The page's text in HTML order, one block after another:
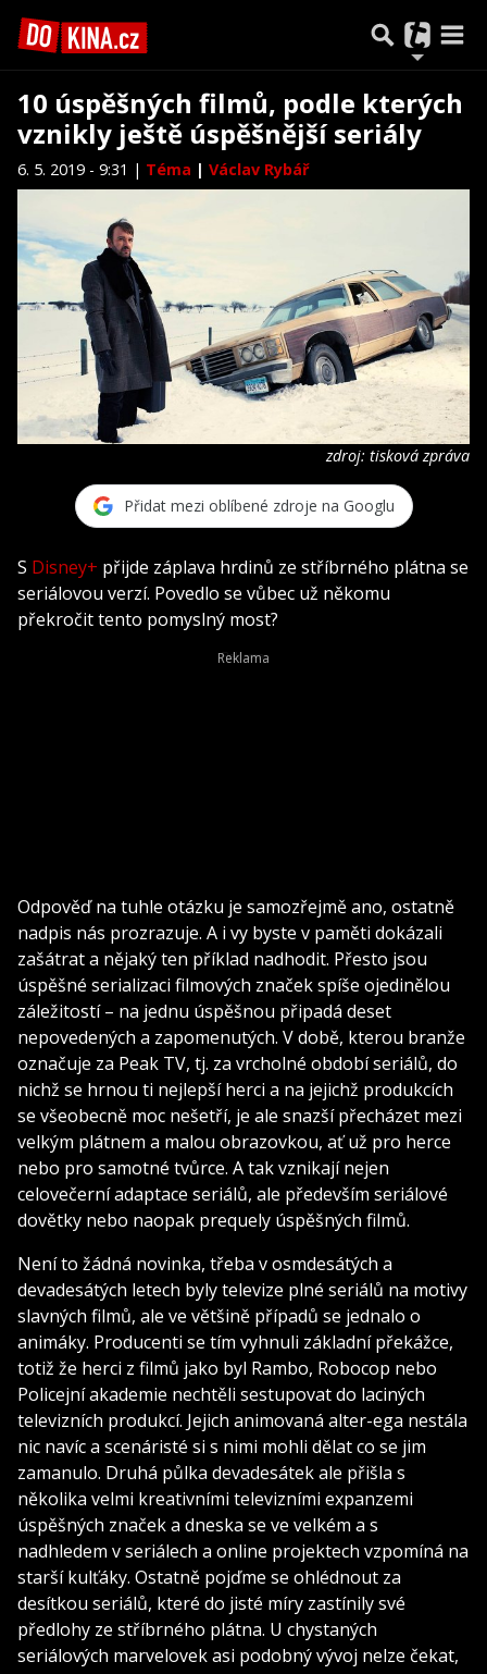
10 úspěšných filmů, podle kterých
vznikly ještě úspěšnější seriály
6. 5. 2019 - 9:31 | Téma | Václav Rybář
zdroj: tisková zpráva
Přidat mezi oblíbené zdroje na Googlu
S Disney+ přijde záplava hrdinů ze stříbrného plátna se
seriálovou verzí. Povedlo se vůbec už někomu
překročit tento pomyslný most?
Odpověď na tuhle otázku je samozřejmě ano, ostatně
nadpis nás prozrazuje. A i vy byste v paměti dokázali
zašátrat a nějaký ten příklad nadhodit. Přesto jsou
úspěšné serializaci filmových značek spíše ojedinělou
záležitostí – na jednu úspěšnou připadá deset
nepovedených a zapomenutých. V době, kterou branže
označuje za Peak TV, tj. za vrcholné období seriálů, do
nichž se hrnou ti nejlepší herci a na jejichž produkcích
se všeobecně moc nešetří, je ale snazší přecházet mezi
velkým plátnem a malou obrazovkou, ať už pro herce
nebo pro samotné tvůrce. A tak vznikají nejen
celovečerní adaptace seriálů, ale především seriálové
dovětky nebo naopak prequely úspěšných filmů.
Není to žádná novinka, třeba v osmdesátých a
devadesátých letech byly televize plné seriálů na motivy
slavných filmů, ale ve většině případů se jednalo o
animáky. Producenti se tím vyhnuli základní překážce,
totiž že herci z filmů jako byl Rambo, Robocop nebo
Policejní akademie nechtěli sestupovat do laciných
televizních produkcí. Jejich animovaná alter-ega nestála
nic navíc a scenáristé si s nimi mohli dělat co se jim
zamanulo. Druhá půlka devadesátek ale přišla s
několika velmi kreativními televizními expanzemi
úspěšných značek a dneska se ve velkém a s
nadhledem v seriálech a online projektech vzpomíná na
starší kulťáky. Ostatně pojďme se ohlédnout za
desítkou seriálů, které do jisté míry zastínily své
předlohy ze stříbrného plátna. U chystaných
seriálových marvelovek asi podobný vývoj nelze čekat,